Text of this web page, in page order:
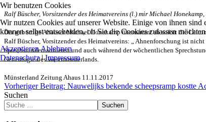
Ralf Büscher, Vorsitzender des Heimatvereins (l.) mir Michael
Der gebürtige Ahauser Michael Honekamp übernimmt ab sofort die
Ralf Büscher, Vorsitzender des Heimatvereins: „ Ahnenforschung ist
Sprechstunden anbieten und auch wáhrend der wõchentlichen
Genealogie des Westmünsterlands.
Münsterland Zeitung Ahaus 11.11.2017
Vorheriger Beitrag: Nauwelijks bekende scheepsramp kostte
Suchen
Suchen
Wir benutzen Cookies
Wir nutzen Cookies auf unserer Website. Einige von ihnen
können selbst entscheiden, ob Sie die Cookies zulassen
AkzeptierenAblehnen
Datenschutz|Impressum